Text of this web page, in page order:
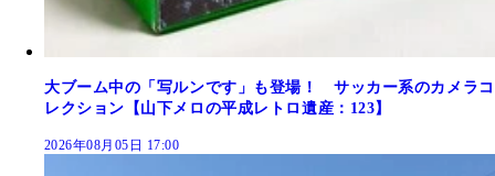
大ブーム中の「写ルンです」も登場！ サッカー系のカメラコ
レクション【山下メロの平成レトロ遺産：123】
2026年08月05日 17:00